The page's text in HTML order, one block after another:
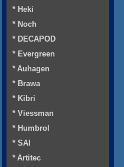
* Heki
* Noch
* DECAPOD
* Evergreen
* Auhagen
* Brawa
* Kibri
* Viessman
* Humbrol
* SAI
* Artitec